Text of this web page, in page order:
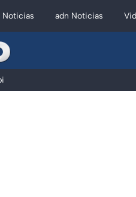
Noticias adn Noticias